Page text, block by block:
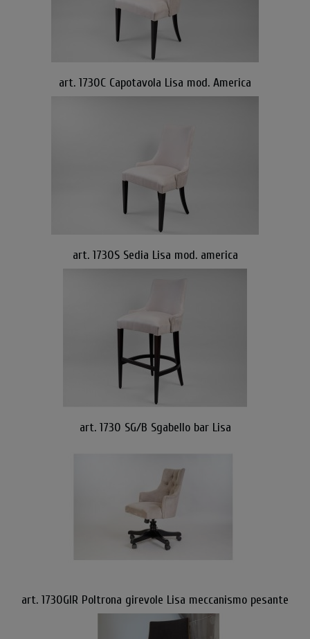
art. 1730C Capotavola Lisa mod. America
art. 1730S Sedia Lisa mod. america
art. 1730 SG/B Sgabello bar Lisa
art. 1730GIR Poltrona girevole Lisa meccanismo pesante